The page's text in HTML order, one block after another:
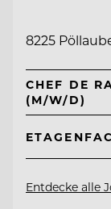
8225
CHEF DE
(M/W/D)
Entdecke alle